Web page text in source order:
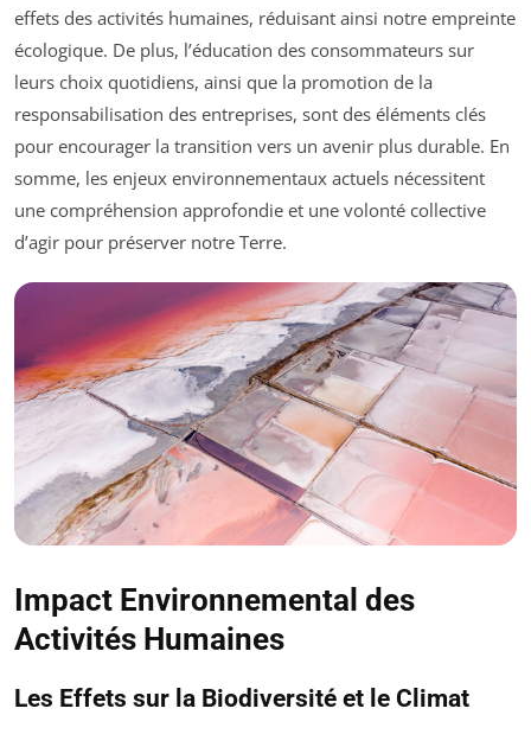
effets des activités humaines, réduisant ainsi notre empreinte
écologique. De plus, l’éducation des consommateurs sur
leurs choix quotidiens, ainsi que la promotion de la
responsabilisation des entreprises, sont des éléments clés
pour encourager la transition vers un avenir plus durable. En
somme, les enjeux environnementaux actuels nécessitent
une compréhension approfondie et une volonté collective
d’agir pour préserver notre Terre.
Impact Environnemental des
Activités Humaines
Les Effets sur la Biodiversité et le Climat